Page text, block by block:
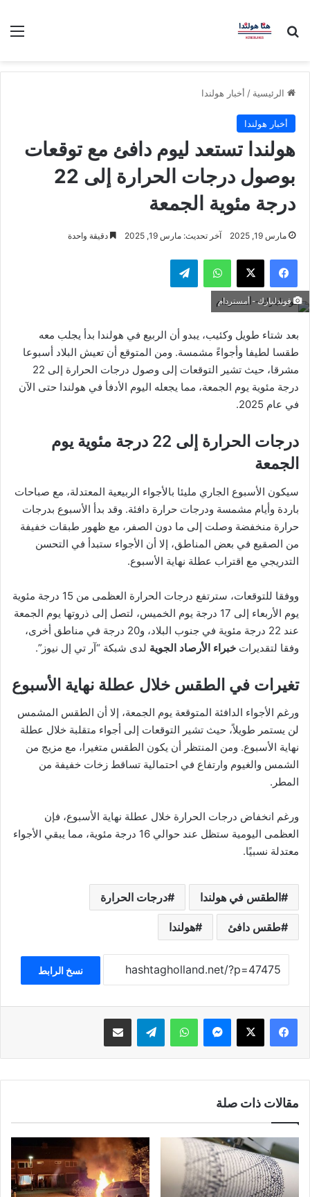
بحث عن
الرئيسية / أخبار هولندا
أخبار هولندا
هولندا تستعد ليوم دافئ مع توقعات
بوصول درجات الحرارة إلى 22
درجة مئوية الجمعة
مارس 19, 2025 آخر تحديث: مارس 19, 2025 دقيقة واحدة
فيسبوك ‫X واتساب تيلقرام
فوندلبارك - أمستردام
بعد شتاء طويل وكئيب، يبدو أن الربيع في هولندا بدأ يجلب معه
طقسا لطيفا وأجواءً مشمسة. ومن المتوقع أن تعيش البلاد أسبوعا
مشرقا، حيث تشير التوقعات إلى وصول درجات الحرارة إلى 22
درجة مئوية يوم الجمعة، مما يجعله اليوم الأدفأ في هولندا حتى الآن
في عام 2025.
درجات الحرارة إلى 22 درجة مئوية يوم
الجمعة
سيكون الأسبوع الجاري مليئا بالأجواء الربيعية المعتدلة، مع صباحات
باردة وأيام مشمسة ودرجات حرارة دافئة. وقد بدأ الأسبوع بدرجات
حرارة منخفضة وصلت إلى ما دون الصفر، مع ظهور طبقات خفيفة
من الصقيع في بعض المناطق، إلا أن الأجواء ستبدأ في التحسن
التدريجي مع اقتراب عطلة نهاية الأسبوع.
ووفقا للتوقعات، سترتفع درجات الحرارة العظمى من 15 درجة مئوية
يوم الأربعاء إلى 17 درجة يوم الخميس، لتصل إلى ذروتها يوم الجمعة
عند 22 درجة مئوية في جنوب البلاد، و20 درجة في مناطق أخرى،
وفقا لتقديرات خبراء الأرصاد الجوية لدى شبكة “آر تي إل نيوز”.
تغيرات في الطقس خلال عطلة نهاية الأسبوع
ورغم الأجواء الدافئة المتوقعة يوم الجمعة، إلا أن الطقس المشمس
لن يستمر طويلاً، حيث تشير التوقعات إلى أجواء متقلبة خلال عطلة
نهاية الأسبوع. ومن المنتظر أن يكون الطقس متغيرا، مع مزيج من
الشمس والغيوم وارتفاع في احتمالية تساقط زخات خفيفة من
المطر.
ورغم انخفاض درجات الحرارة خلال عطلة نهاية الأسبوع، فإن
العظمى اليومية ستظل عند حوالي 16 درجة مئوية، مما يبقي الأجواء
معتدلة نسبيًا.
الطقس في هولندا درجات الحرارة
طقس دافئ هولندا
نسخ الرابط
فيسبوك ‫X ماسنجر واتساب تيلقرام مشاركة عبر البريد
مقالات ذات صلة